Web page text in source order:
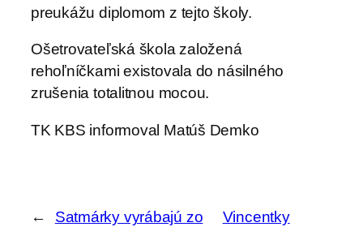
preukážu diplomom z tejto školy.
Ošetrovateľská škola založená
rehoľníčkami existovala do násilného
zrušenia totalitnou mocou.
TK KBS informoval Matúš Demko
←
Satmárky vyrábajú zo
Vincentky